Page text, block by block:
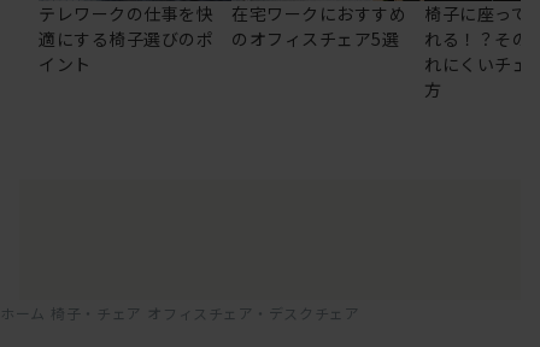
テレワークの仕事を快
適にする椅子選びのポ
イント
在宅ワークにおすすめ
のオフィスチェア5選
椅子に座って
れる！？その
れにくいチェ
方
ホーム 椅子・チェア オフィスチェア・デスクチェア